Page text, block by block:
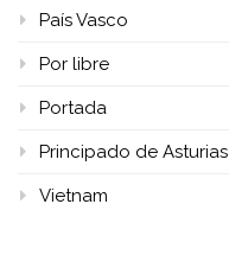
País Vasco
Por libre
Portada
Principado de Asturias
Vietnam